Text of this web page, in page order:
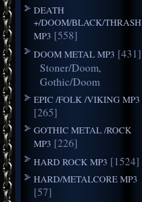
DEATH
+/DOOM/BLACK/THRASH
MP3 [558]
DOOM METAL MP3 [431]
Stoner/Doom,
Gothic/Doom
EPIC /FOLK /VIKING MP3
[265]
GOTHIC METAL /ROCK
MP3 [226]
HARD ROCK MP3 [1524]
HARD/METALCORE MP3
[57]